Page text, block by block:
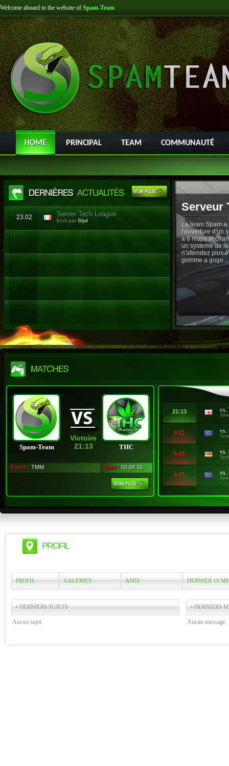
Welcome aboard to the website of Spam-Team
HOME PRINCIPAL TEAM COMMUNAUTÉ
23.02 Server Tech League
Ecrit par Slyd
Serveur
La team Spam
l'ouverture d'un
a 6 maps et
un systeme de
n'attendez plus
gomme a gogo ..
Spam-Team
Victoire
21:13
THC
Event : TMM Date : 03.04.16
21:13 vs.
5:21 vs.
5:21 vs.
0:21 vs.
PROFIL
PROFIL GALERIES AMIS DERNIER 10
• DERNIERS SUJETS
Aucun sujet.
• DERNIERS
Aucun message.